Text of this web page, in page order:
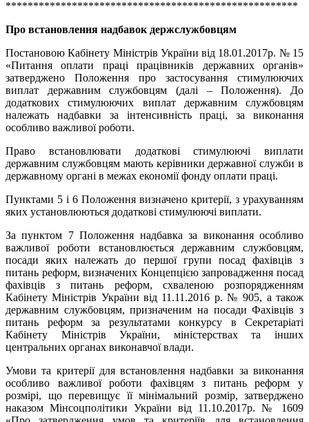
*****************************************************
Про встановлення надбавок держслужбовцям
Постановою Кабінету Міністрів України від 18.01.2017р. № 15
«Питання оплати праці працівників державних органів»
затверджено Положення про застосування стимулюючих
виплат державним службовцям (далі – Положення). До
додаткових стимулюючих виплат державним службовцям
належать надбавки за інтенсивність праці, за виконання
особливо важливої роботи.
Право встановлювати додаткові стимулюючі виплати
державним службовцям мають керівники державної служби в
державному органі в межах економії фонду оплати праці.
Пунктами 5 і 6 Положення визначено критерії, з урахуванням
яких установлюються додаткові стимулюючі виплати.
За пунктом 7 Положення надбавка за виконання особливо
важливої роботи встановлюється державним службовцям,
посади яких належать до першої групи посад фахівців з
питань реформ, визначених Концепцією запровадження посад
фахівців з питань реформ, схваленою розпорядженням
Кабінету Міністрів України від 11.11.2016 р. № 905, а також
державним службовцям, призначеним на посади Фахівців з
питань реформ за результатами конкурсу в Секретаріаті
Кабінету Міністрів України, міністерствах та інших
центральних органах виконавчої влади.
Умови та критерії для встановлення надбавки за виконання
особливо важливої роботи фахівцям з питань реформ у
розмірі, що перевищує її мінімальний розмір, затверджено
наказом Мінсоцполітики України від 11.10.2017р. № 1609